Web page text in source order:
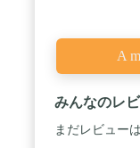
みんなのレ
まだレビュー